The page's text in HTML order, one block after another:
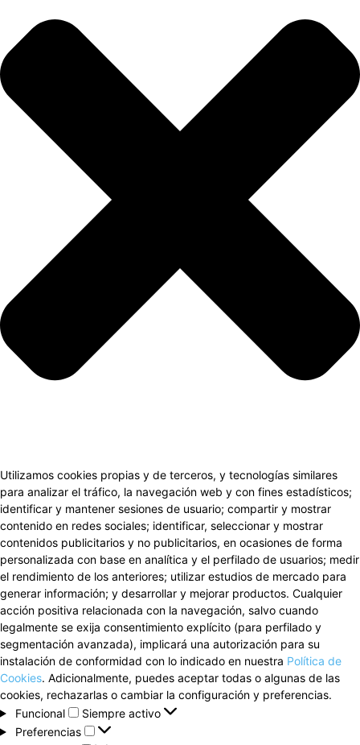
Utilizamos cookies propias y de terceros, y tecnologías similares
para analizar el tráfico, la navegación web y con fines estadísticos;
identificar y mantener sesiones de usuario; compartir y mostrar
contenido en redes sociales; identificar, seleccionar y mostrar
contenidos publicitarios y no publicitarios, en ocasiones de forma
personalizada con base en analítica y el perfilado de usuarios; medir
el rendimiento de los anteriores; utilizar estudios de mercado para
generar información; y desarrollar y mejorar productos. Cualquier
acción positiva relacionada con la navegación, salvo cuando
legalmente se exija consentimiento explícito (para perfilado y
segmentación avanzada), implicará una autorización para su
instalación de conformidad con lo indicado en nuestra Política de
Cookies. Adicionalmente, puedes aceptar todas o algunas de las
cookies, rechazarlas o cambiar la configuración y preferencias.
Funcional
Funcional
Siempre activo
Preferencias
Preferencias